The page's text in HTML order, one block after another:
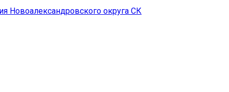
Новоалександровского округа СК